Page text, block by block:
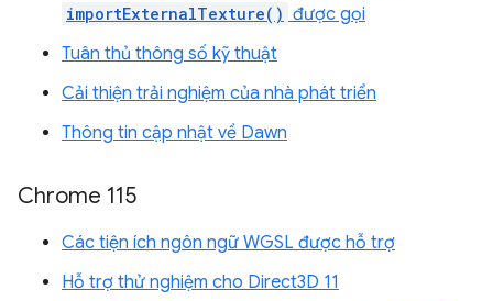
importExternalTexture() được gọi
Tuân thủ thông số kỹ thuật
Cải thiện trải nghiệm của nhà phát triển
Thông tin cập nhật về Dawn
Chrome 115
Các tiện ích ngôn ngữ WGSL được hỗ trợ
Hỗ trợ thử nghiệm cho Direct3D 11